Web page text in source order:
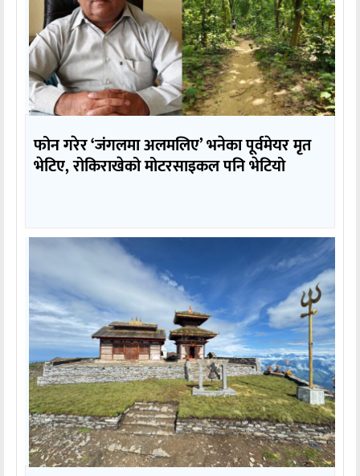
फोन गरेर ‘जंगलमा अलमलिए’ भनेका पूर्वमेयर मृत
भेटिए, रोकिराखेको मोटरसाइकल पनि भेटियो